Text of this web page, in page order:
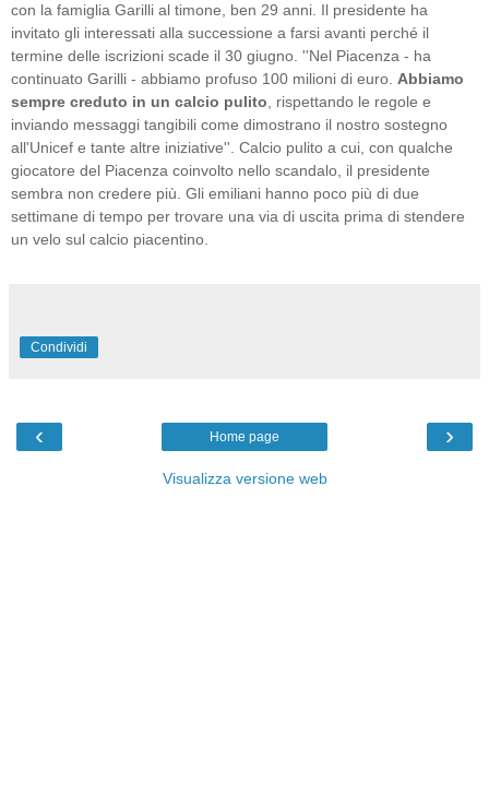
con la famiglia Garilli al timone, ben 29 anni. Il presidente ha
invitato gli interessati alla successione a farsi avanti perché il
termine delle iscrizioni scade il 30 giugno. ''Nel Piacenza - ha
continuato Garilli - abbiamo profuso 100 milioni di euro. Abbiamo
sempre creduto in un calcio pulito, rispettando le regole e
inviando messaggi tangibili come dimostrano il nostro sostegno
all'Unicef e tante altre iniziative''. Calcio pulito a cui, con qualche
giocatore del Piacenza coinvolto nello scandalo, il presidente
sembra non credere più. Gli emiliani hanno poco più di due
settimane di tempo per trovare una via di uscita prima di stendere
un velo sul calcio piacentino.
Condividi
‹ ›
Home page
Visualizza versione web